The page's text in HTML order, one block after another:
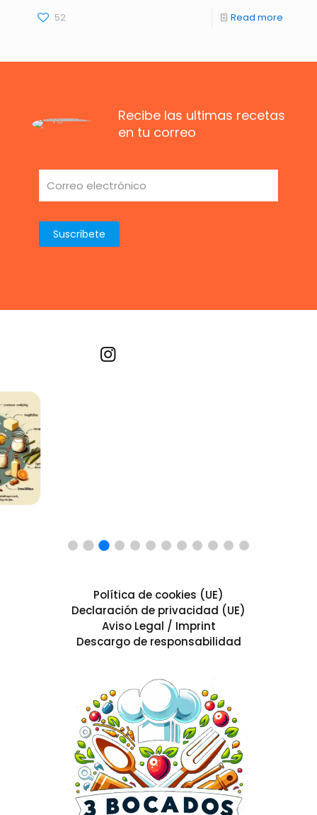
52 Read more
Recibe las ultimas recetas
en tu correo
Política de cookies (UE)
Declaración de privacidad (UE)
Aviso Legal / Imprint
Descargo de responsabilidad